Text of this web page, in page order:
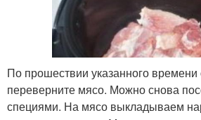
По прошествии указанного времени
переверните мясо. Можно снова
специями. На мясо выкладываем